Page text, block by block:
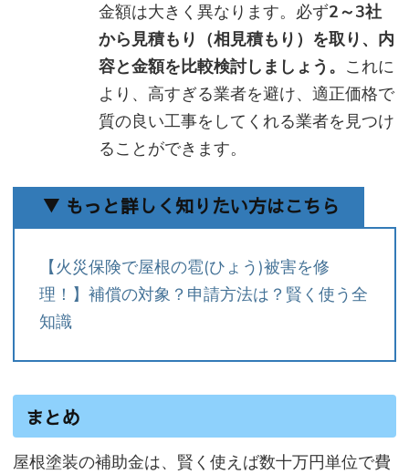
金額は大きく異なります。必ず2～3社
から見積もり（相見積もり）を取り、内
容と金額を比較検討しましょう。 これに
より、高すぎる業者を避け、適正価格で
質の良い工事をしてくれる業者を見つけ
ることができます。
▼ もっと詳しく知りたい方はこちら
【火災保険で屋根の雹(ひょう)被害を修
理！】補償の対象？申請方法は？賢く使う全
知識
まとめ
屋根塗装の補助金は、賢く使えば数十万円単位で費